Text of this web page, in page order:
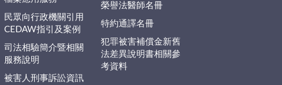
民眾向行政機關引用
CEDAW指引及案例
司法相驗簡介暨相關
服務說明
被害人刑事訴訟資訊
榮譽法醫師名冊
特約通譯名冊
犯罪被害補償金新舊
法差異說明書相關參
考資料